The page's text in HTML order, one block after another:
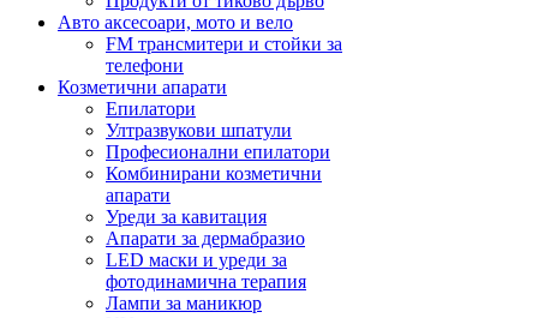
Авто аксесоари, мото и вело
FM трансмитери и стойки за
телефони
Козметични апарати
Епилатори
Ултразвукови шпатули
Професионални епилатори
Комбинирани козметични
апарати
Уреди за кавитация
Апарати за дермабразио
LED маски и уреди за
фотодинамична терапия
Лампи за маникюр